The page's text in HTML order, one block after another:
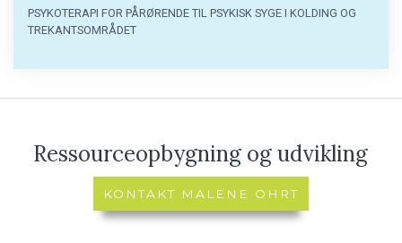
PSYKOTERAPI FOR PÅRØRENDE TIL PSYKISK SYGE I KOLDING OG
TREKANTSOMRÅDET
Ressourceopbygning og udvikling
KONTAKT MALENE OHRT